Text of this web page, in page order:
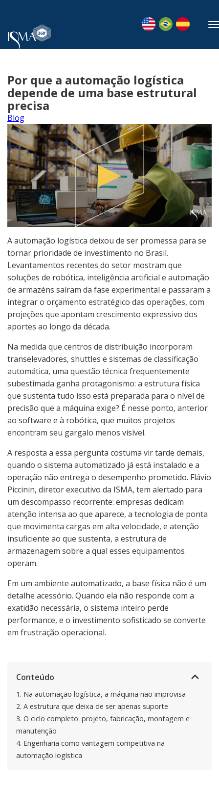
Por que a automação logística
depende de uma base estrutural
precisa
Blog
A automação logística deixou de ser promessa para se
tornar prioridade de investimento no Brasil.
Levantamentos recentes do setor mostram que
soluções de robótica, inteligência artificial e automação
de armazéns saíram da fase experimental e passaram a
integrar o orçamento estratégico das operações, com
projeções que apontam crescimento expressivo dos
aportes ao longo da década.
Na medida que centros de distribuição incorporam
transelevadores, shuttles e sistemas de classificação
automática, uma questão técnica frequentemente
subestimada ganha protagonismo: a estrutura física
que sustenta tudo isso está preparada para o nível de
precisão que a máquina exige? É nesse ponto, anterior
ao software e à robótica, que muitos projetos
encontram seu gargalo menos visível.
A resposta a essa pergunta costuma vir tarde demais,
quando o sistema automatizado já está instalado e a
operação não entrega o desempenho prometido. Flávio
Piccinin, diretor executivo da ISMA, tem alertado para
um descompasso recorrente: empresas dedicam
atenção intensa ao que aparece, a tecnologia de ponta
que movimenta cargas em alta velocidade, e atenção
insuficiente ao que sustenta, a estrutura de
armazenagem sobre a qual esses equipamentos
operam.
Em um ambiente automatizado, a base física não é um
detalhe acessório. Quando ela não responde com a
exatidão necessária, o sistema inteiro perde
performance, e o investimento sofisticado se converte
em frustração operacional.
Conteúdo
1. Na automação logística, a máquina não improvisa
2. A estrutura que deixa de ser apenas suporte
3. O ciclo completo: projeto, fabricação, montagem e
manutenção
4. Engenharia como vantagem competitiva na
automação logística